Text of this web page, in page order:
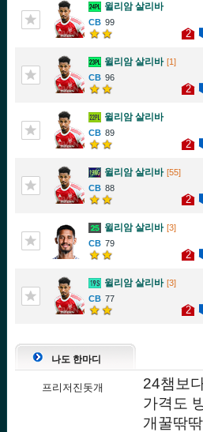
윌리암 살리바
99
2
윌리암 살리바 [1]
96
2
윌리암 살리바
89
2
윌리암 살리바 [55]
88
2
윌리암 살리바 [3]
79
2
윌리암 살리바 [3]
77
2
나도 한마디
프리저진돗개
24챔보
가격도
개꿀딲딲